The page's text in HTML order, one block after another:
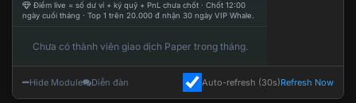
Điểm live = số dư ví + ký quỹ + PnL chưa chốt · Chốt 12:00
ngày cuối tháng · Top 1 trên 20.000 đ nhận 30 ngày VIP Whale.
Chưa có thành viên giao dịch Paper trong tháng.
Hide Module Diễn đàn Auto-refresh (30s)Refresh Now